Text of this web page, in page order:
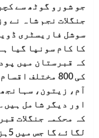
جو شورو گوٹھ سے
جنگلات نجم شاہ نے
سوشل فاریسٹری
کا کام سونپا گیا
کہ قبرستان میں
کی 800 مختلف
آم، زیتون،
اور دیگر شامل